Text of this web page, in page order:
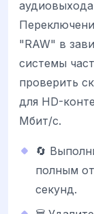
"RAW" в
системы
проверить
для HD-
Мбит/с.
🔄
полным
секунд.